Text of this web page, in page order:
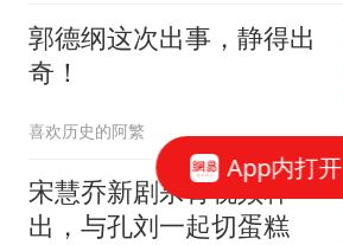
郭德纲这次出事，静得出
奇！
喜欢历史的阿繁
宋慧乔新剧杀青视频释
出，与孔刘一起切蛋糕
App内打开